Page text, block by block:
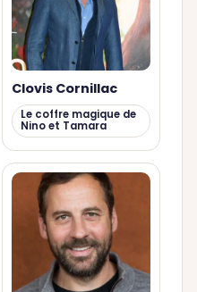
Clovis Cornillac
Le coffre magique de
Nino et Tamara